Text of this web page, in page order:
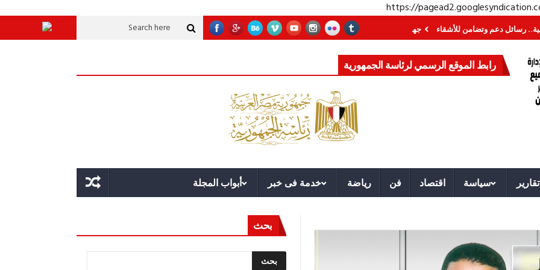
https://
وتضامن للأشقاء جهاز مستقبل مصر نموذجا.. لماذا تُنشئ الدول كيانات تنموية عملاقة؟ قوة الدولة.. عندما يصبح التخطيط خط الدفاع الأول القيادة
رابط الموقع الرسمي لرئاسة الجمهورية
تقارير سياسة اقتصاد فن رياضة خدمة فى خبر أبواب المجلة
بحث